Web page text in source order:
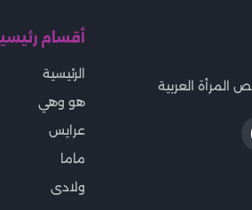
المرأة العربية
أقسام
الرئيسية
هو وهي
عرايس
ماما
ولادى